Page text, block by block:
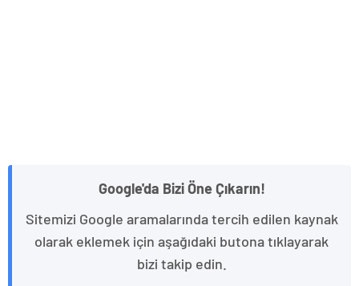
Google'da Bizi Öne Çıkarın!
Sitemizi Google aramalarında tercih edilen kaynak
olarak eklemek için aşağıdaki butona tıklayarak
bizi takip edin.